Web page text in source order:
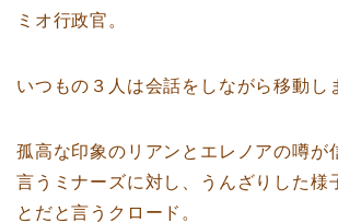
ミオ行政官。
いつもの３人は会話をしながら移動し
孤高な印象のリアンとエレノアの噂が
言うミナーズに対し、うんざりした様
とだと言うクロード。